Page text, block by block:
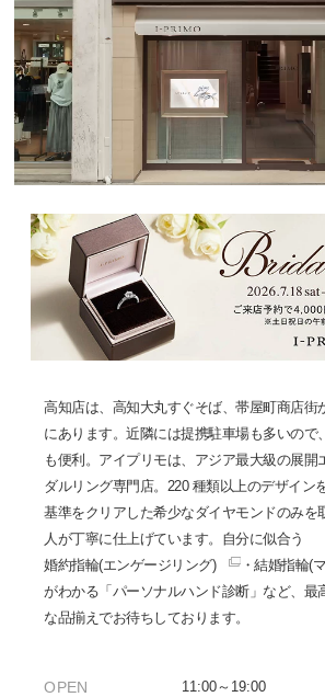
高知店は、高知大丸すぐそば、帯屋町商店街
にあります。近隣には提携駐車場も多いので
も便利。アイプリモは、アジア最大級の展開
ダルリング専門店。220 種類以上のデザイン
基準をクリアした希少なダイヤモンドのみを
人が丁寧に仕上げています。自分に似合う
婚約指輪(エンゲージリング)
・結婚指輪(
がわかる「パーソナルハンド診断」など、最
な品揃えでお待ちしております。
OPEN 11:00～19:00